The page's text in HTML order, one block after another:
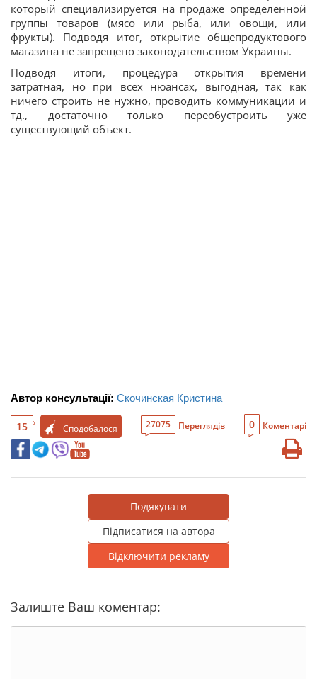
который специализируется на продаже определенной
группы товаров (мясо или рыба, или овощи, или
фрукты). Подводя итог, открытие общепродуктового
магазина не запрещено законодательством Украины.
Подводя итоги, процедура открытия времени
затратная, но при всех нюансах, выгодная, так как
ничего строить не нужно, проводить коммуникации и
тд., достаточно только переобустроить уже
существующий объект.
Автор консультації: Скочинская Кристина
15 Сподобалося 27075 Переглядів 0 Коментарі
Подякувати
Підписатися на автора
Відключити рекламу
Залиште Ваш коментар: